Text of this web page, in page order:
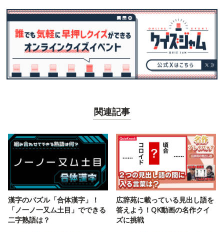
関連記事
漢字のパズル「合体漢字」！
「ノ一ノ一又ム土目」でできる
二字熟語は？
広辞苑に載っている見出し語を
答えよう！QK動画の名作クイ
ズに挑戦